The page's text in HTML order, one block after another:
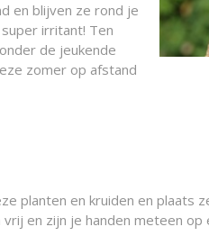
en blijven ze rond je
irritant! Ten
de jeukende
zomer op afstand
planten en kruiden en plaats
en zijn je handen meteen op